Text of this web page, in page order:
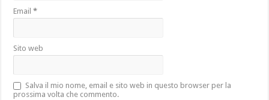
Email*
Sito web
Salva il mio nome, email e sito web in questo browser per la
prossima volta che commento.